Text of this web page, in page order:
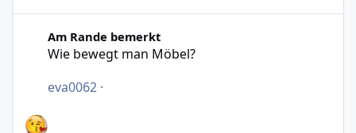
Am Rande bemerkt
Wie bewegt man Möbel?
eva0062 ·